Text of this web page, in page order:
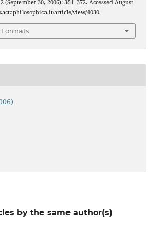
(September 30, 2006): 351–372. Accessed August
article/view/4030.
by the same author(s)